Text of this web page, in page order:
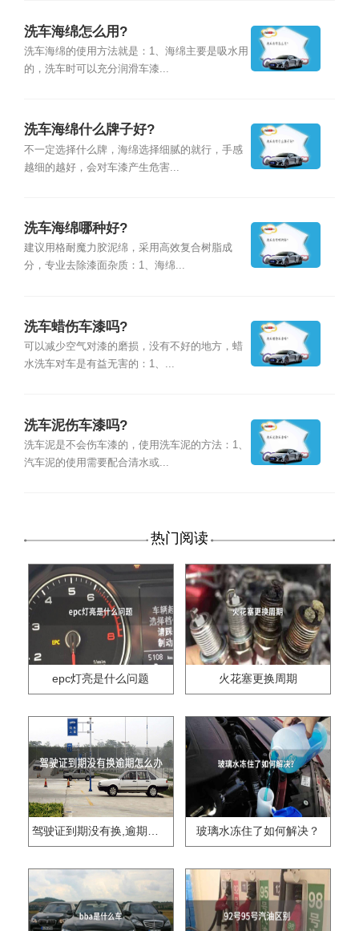
洗车海绵怎么用?
洗车海绵的使用方法就是：1、海绵主要是吸水用
的，洗车时可以充分润滑车漆...
洗车海绵什么牌子好?
不一定选择什么牌，海绵选择细腻的就行，手感
越细的越好，会对车漆产生危害...
洗车海绵哪种好?
建议用格耐魔力胶泥绵，采用高效复合树脂成
分，专业去除漆面杂质：1、海绵...
洗车蜡伤车漆吗?
可以减少空气对漆的磨损，没有不好的地方，蜡
水洗车对车是有益无害的：1、...
洗车泥伤车漆吗?
洗车泥是不会伤车漆的，使用洗车泥的方法：1、
汽车泥的使用需要配合清水或...
热门阅读
epc灯亮是什么问题 火花塞更换周期
驾驶证到期没有换,逾期怎么办?? 玻璃水冻住了如何解决？